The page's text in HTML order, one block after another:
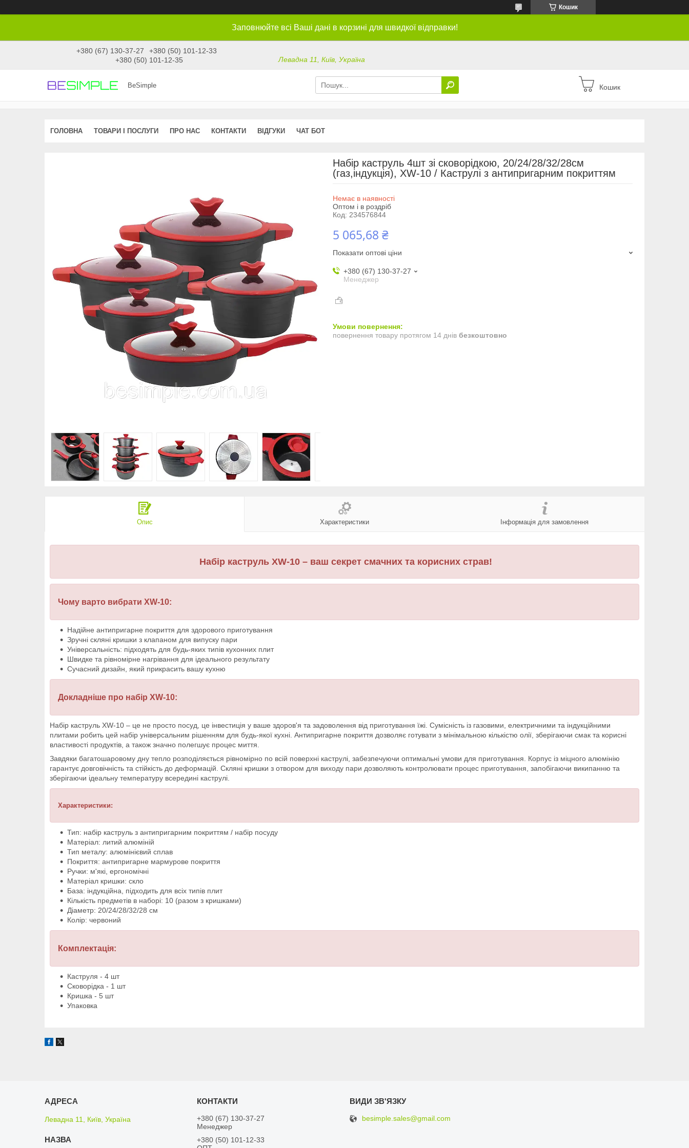
Кошик
Заповнюйте всі Ваші дані в корзині для швидкої відправки!
+380 (67) 130-37-27
+380 (50) 101-12-33
+380 (50) 101-12-35
Левадна 11, Київ, Україна
BeSimple Кошик
ГОЛОВНА ТОВАРИ І ПОСЛУГИ ПРО НАС КОНТАКТИ ВІДГУКИ ЧАТ БОТ
Набір каструль 4шт зі сковорідкою, 20/24/28/32/28см
(газ,індукція), XW-10 / Каструлі з антипригарним покриттям
Немає в наявності
Оптом і в роздріб
Код: 234576844
5 065,68 ₴
Показати оптові ціни
+380 (67) 130-37-27
Менеджер
повернення товару протягом 14 днів безкоштовно
Опис Характеристики Інформація для замовлення
Набір каструль XW-10 – ваш секрет смачних та корисних страв!
Чому варто вибрати XW-10:
Надійне антипригарне покриття для здорового приготування
Зручні скляні кришки з клапаном для випуску пари
Універсальність: підходять для будь-яких типів кухонних плит
Швидке та рівномірне нагрівання для ідеального результату
Сучасний дизайн, який прикрасить вашу кухню
Докладніше про набір XW-10:
Набір каструль XW-10 – це не просто посуд, це інвестиція у ваше здоров'я та задоволення від приготування їжі. Сумісність із газовими, електричними та індукційними
плитами робить цей набір універсальним рішенням для будь-якої кухні. Антипригарне покриття дозволяє готувати з мінімальною кількістю олії, зберігаючи смак та корисні
властивості продуктів, а також значно полегшує процес миття.
Завдяки багатошаровому дну тепло розподіляється рівномірно по всій поверхні каструлі, забезпечуючи оптимальні умови для приготування. Корпус із міцного алюмінію
гарантує довговічність та стійкість до деформацій. Скляні кришки з отвором для виходу пари дозволяють контролювати процес приготування, запобігаючи википанню та
зберігаючи ідеальну температуру всередині каструлі.
Характеристики:
Тип: набір каструль з антипригарним покриттям / набір посуду
Матеріал: литий алюміній
Тип металу: алюмінієвий сплав
Покриття: антипригарне мармурове покриття
Ручки: м'які, ергономічні
Матеріал кришки: скло
База: індукційна, підходить для всіх типів плит
Кількість предметів в наборі: 10 (разом з кришками)
Діаметр: 20/24/28/32/28 см
Колір: червоний
Комплектація:
Каструля - 4 шт
Сковорідка - 1 шт
Кришка - 5 шт
Упаковка
Левадна 11, Київ, Україна
+380 (67) 130-37-27
Менеджер
+380 (50) 101-12-33
besimple.sales@gmail.com